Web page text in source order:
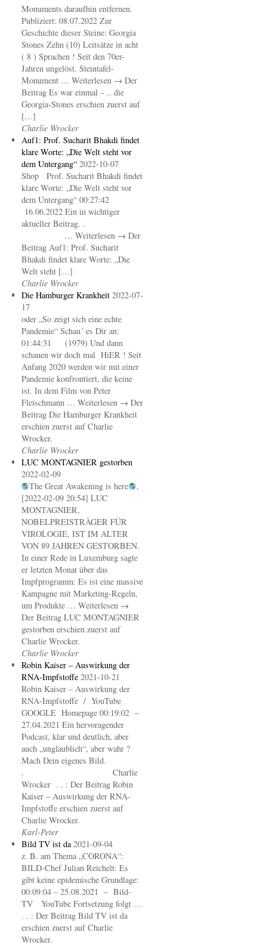
Monuments daraufhin entfernen.
Publiziert: 08.07.2022 Zur
Geschichte dieser Steine: Georgia
Stones Zehn (10) Leitsätze in acht
( 8 ) Sprachen ! Seit den 70er-
Jahren ungelöst. Steintafel-
Monument … Weiterlesen → Der
Beitrag Es war einmal – .. die
Georgia-Stones erschien zuerst auf
[…]
Charlie Wrocker
Auf1: Prof. Sucharit Bhakdi findet
klare Worte: „Die Welt steht vor
dem Untergang“ 2022-10-07
Shop Prof. Sucharit Bhakdi findet
klare Worte: „Die Welt steht vor
dem Untergang“ 00:27:42
16.06.2022 Ein in wichtiger
aktueller Beitrag. .
… Weiterlesen → Der
Beitrag Auf1: Prof. Sucharit
Bhakdi findet klare Worte: „Die
Welt steht […]
Charlie Wrocker
Die Hamburger Krankheit 2022-07-
17
oder „So zeigt sich eine echte
Pandemie“ Schau´ es Dir an:
01:44:31 (1979) Und dann
schauen wir doch mal HiER ! Seit
Anfang 2020 werden wir mit einer
Pandemie konfrontiert, die keine
ist. In dem Film von Peter
Fleischmann … Weiterlesen → Der
Beitrag Die Hamburger Krankheit
erschien zuerst auf Charlie
Wrocker.
Charlie Wrocker
LUC MONTAGNIER gestorben
2022-02-09
The Great Awakening is here
,
[2022-02-09 20:54] LUC
MONTAGNIER,
NOBELPREISTRÄGER FÜR
VIROLOGIE, IST IM ALTER
VON 89 JAHREN GESTORBEN.
In einer Rede in Luxemburg sagte
er letzten Monat über das
Impfprogramm: Es ist eine massive
Kampagne mit Marketing-Regeln,
um Produkte … Weiterlesen →
Der Beitrag LUC MONTAGNIER
gestorben erschien zuerst auf
Charlie Wrocker.
Charlie Wrocker
Robin Kaiser – Auswirkung der
RNA-Impfstoffe 2021-10-21
Robin Kaiser – Auswirkung der
RNA-Impfstoffe / YouTube
GOOGLE Homepage 00:19:02 –
27.04.2021 Ein hervoragender
Podcast, klar und deutlich, aber
auch „unglaublich“, aber wahr ?
Mach Dein eigenes Bild.
. Charlie
Wrocker . . : Der Beitrag Robin
Kaiser – Auswirkung der RNA-
Impfstoffe erschien zuerst auf
Charlie Wrocker.
Karl-Peter
Bild TV ist da 2021-09-04
z. B. am Thema „CORONA“:
BILD-Chef Julian Reichelt: Es
gibt keine epidemische Grundlage:
00:09:04 – 25.08.2021 – Bild-
TV YouTube Fortsetzung folgt …
. . : Der Beitrag Bild TV ist da
erschien zuerst auf Charlie
Wrocker.